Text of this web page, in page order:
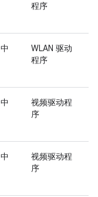
程序
中
WLAN 驱动
程序
中
视频驱动程
序
中
视频驱动程
序